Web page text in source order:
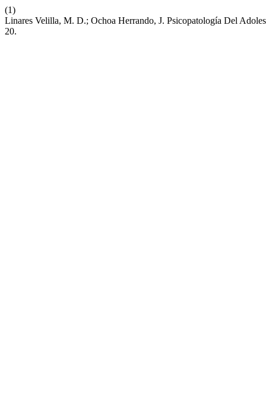
(1)
Linares Velilla, M. D.; Ochoa Herrando, J. Psicopatología Del
20.